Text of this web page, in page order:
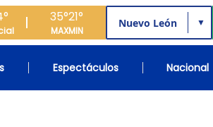
35°
MAX
21°
MIN
▼
Espectáculos Nacional